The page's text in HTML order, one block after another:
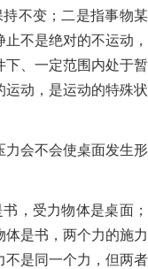
不变；二是指事物某
不是绝对的不运动，
下、一定范围内处于暂
运动，是运动的特殊状
力会不会使桌面发生形
，受力物体是桌面；
是书，两个力的施力
不是同一个力，但两者